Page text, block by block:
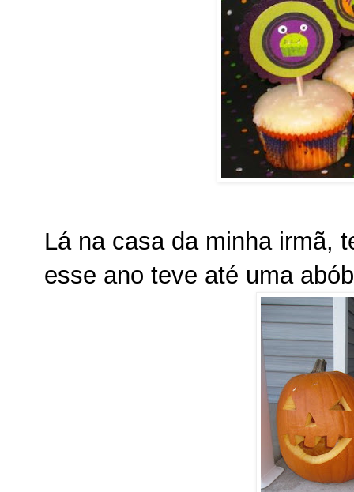
Lá na casa da minha irmã,
esse ano teve até uma